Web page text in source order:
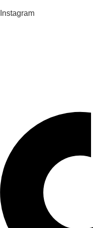
Instagram